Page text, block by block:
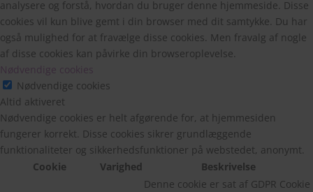
analysere og forstå, hvordan du bruger denne hjemmeside. Disse
cookies vil kun blive gemt i din browser med dit samtykke. Du har
også mulighed for at fravælge disse cookies. Men fravalg af nogle
af disse cookies kan påvirke din browseroplevelse.
Nødvendige cookies
Nødvendige cookies
Altid aktiveret
Nødvendige cookies er helt afgørende for, at hjemmesiden
fungerer korrekt. Disse cookies sikrer grundlæggende
funktionaliteter og sikkerhedsfunktioner på webstedet, anonymt.
Cookie
Varighed Beskrivelse
Denne cookie er sat af GDPR Cookie